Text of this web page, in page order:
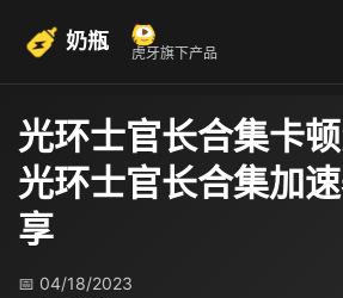
奶瓶 虎牙旗下产品
光环士官长合集卡
光环士官长合集加
享
📅 04/18/2023